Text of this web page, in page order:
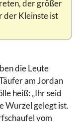
der größer
der Kleinste ist
die Leute
am Jordan
heiß: „Ihr seid
Wurzel gelegt ist.
vom